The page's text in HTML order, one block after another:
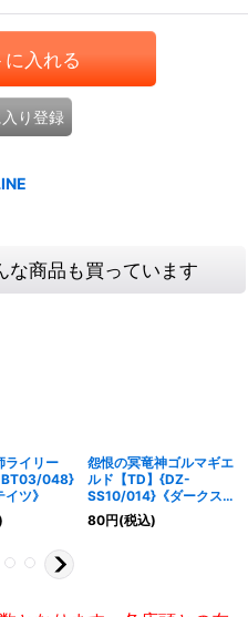
に入れる
り登録
な商品も買っています
ライリー
BT03/048}
イツ》
怨恨の冥竜神ゴルマギエ
ルド【TD】{DZ-
SS10/014}《ダークステ
イツ》
80円(税込)